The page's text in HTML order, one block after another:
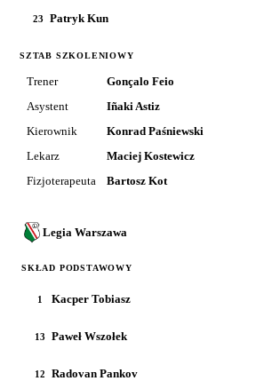
23 Patryk Kun
SZTAB SZKOLENIOWY
Trener
Gonçalo Feio
Asystent
Iñaki Astiz
Kierownik
Konrad Paśniewski
Lekarz
Maciej Kostewicz
Fizjoterapeuta
Bartosz Kot
Legia Warszawa
SKŁAD PODSTAWOWY
1 Kacper Tobiasz
13 Paweł Wszołek
12 Radovan Pankov